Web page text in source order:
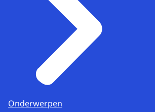
Onderwerpen